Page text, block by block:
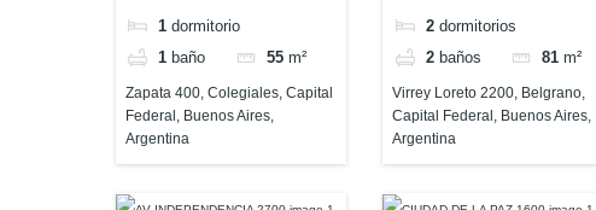
1 dormitorio
1 baño 55 m²
Zapata 400, Colegiales, Capital
Federal, Buenos Aires,
Argentina
Argentina
2 dormitorios
2 baños 81 m²
Virrey Loreto 2200, Belgrano,
Capital Federal, Buenos Aires,
Argentina